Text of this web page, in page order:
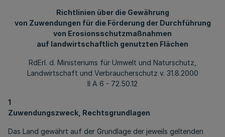
Richtlinien über die Gewährung
von Zuwendungen für die Förderung der Durchführung
von Erosionsschutzmaßnahmen
auf landwirtschaftlich genutzten Flächen
RdErl. d. Ministeriums für Umwelt und Naturschutz,
Landwirtschaft und Verbraucherschutz v. 31.8.2000
II A 6 - 72.50.12
1
Zuwendungszweck, Rechtsgrundlagen
Das Land gewährt auf der Grundlage der jeweils geltenden